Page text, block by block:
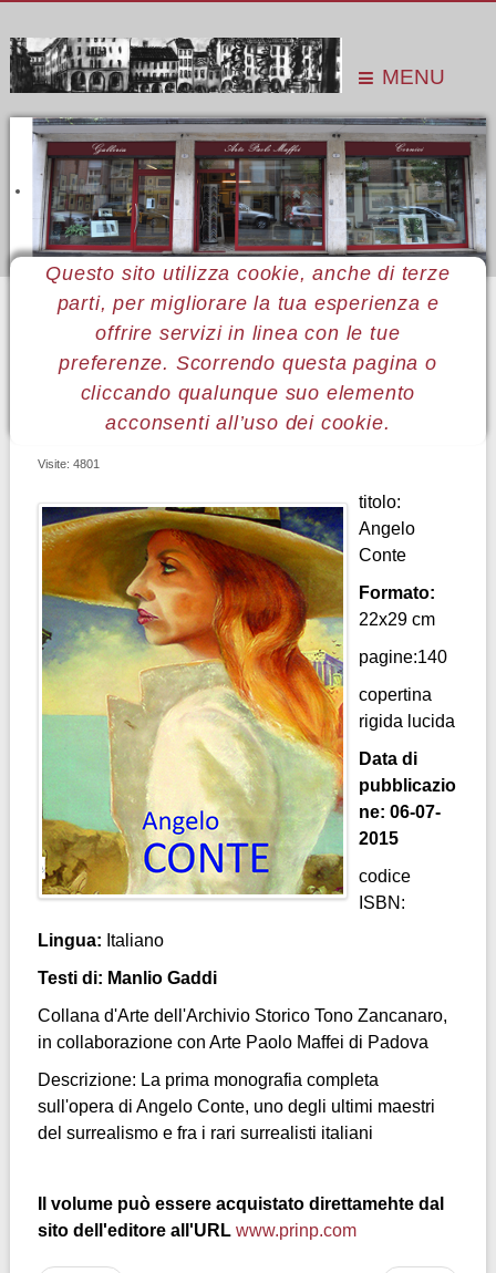
MENU
Questo sito utilizza cookie, anche di terze
parti, per migliorare la tua esperienza e
offrire servizi in linea con le tue
preferenze. Scorrendo questa pagina o
cliccando qualunque suo elemento
acconsenti all’uso dei cookie.
Sei qui: Home Pubblicazioni Monografie Angelo Conte
ANGELO CONTE
Visite: 4801
titolo:
Angelo
Conte
Formato:
22x29 cm
pagine:140
copertina
rigida lucida
Data di
pubblicazio
ne: 06-07-
2015
codice
ISBN:
Lingua: Italiano
Testi di: Manlio Gaddi
Collana d'Arte dell'Archivio Storico Tono Zancanaro,
in collaborazione con Arte Paolo Maffei di Padova
Descrizione: La prima monografia completa
sull'opera di Angelo Conte, uno degli ultimi maestri
del surrealismo e fra i rari surrealisti italiani
Il volume può essere acquistato direttamehte dal
sito dell'editore all'URL www.prinp.com